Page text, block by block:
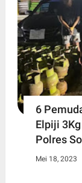
6
Elpiji
Polres
Mei 18, 2023